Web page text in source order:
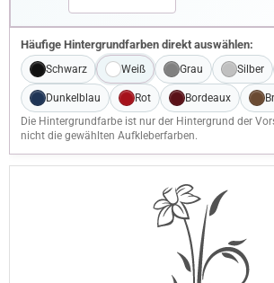
Häufige Hintergrundfarben direkt auswählen:
Schwarz Weiß Grau Silber
Dunkelblau Rot Bordeaux
Die Hintergrundfarbe ist nur der Hintergrund der
nicht die gewählten Aufkleberfarben.